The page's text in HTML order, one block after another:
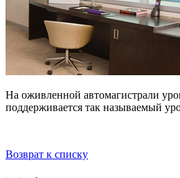
На оживленной автомагистрали
поддерживается так называемый
Возврат к списку